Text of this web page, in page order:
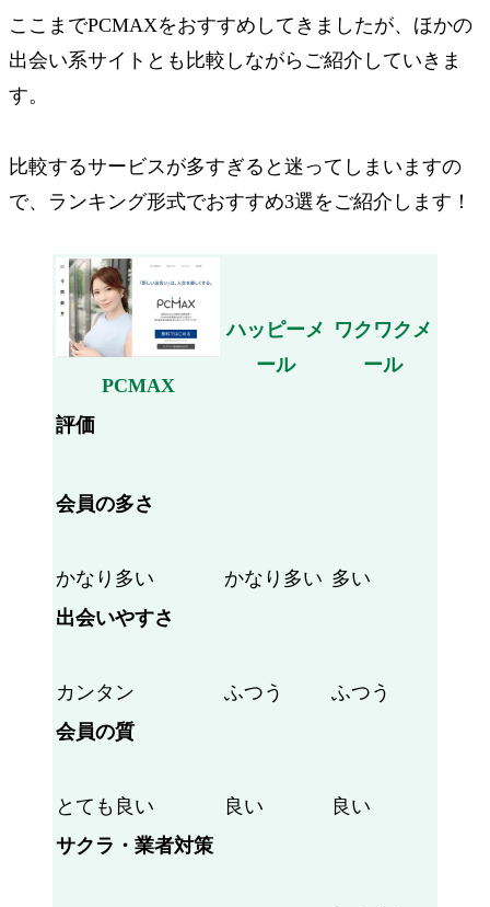
ここまでPCMAXをおすすめしてきましたが、ほかの
出会い系サイトとも比較しながらご紹介していきま
す。
比較するサービスが多すぎると迷ってしまいますの
で、ランキング形式でおすすめ3選をご紹介します！
PCMAX
ハッピーメ
ール
ワクワクメ
ール
評価
会員の多さ
かなり多い かなり多い 多い
出会いやすさ
カンタン ふつう
ふつう
会員の質
とても良い 良い
良い
サクラ・業者対策